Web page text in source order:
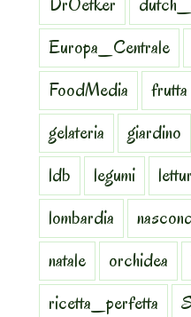
Europa_Centrale
FoodMedia
frutta
gelateria
giardino
ldb
legumi
lombardia
natale
orchidea
ricetta_perfetta